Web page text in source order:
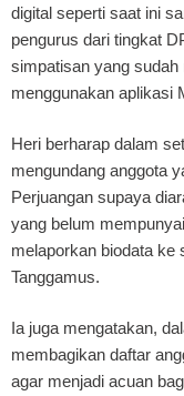
digital seperti saat ini
pengurus dari tingkat
simpatisan yang sudah
menggunakan aplikasi
Heri berharap dalam
mengundang anggota
Perjuangan supaya
yang belum
melaporkan biodata ke
Tanggamus.
Ia juga mengatakan,
membagikan daftar
agar menjadi acuan